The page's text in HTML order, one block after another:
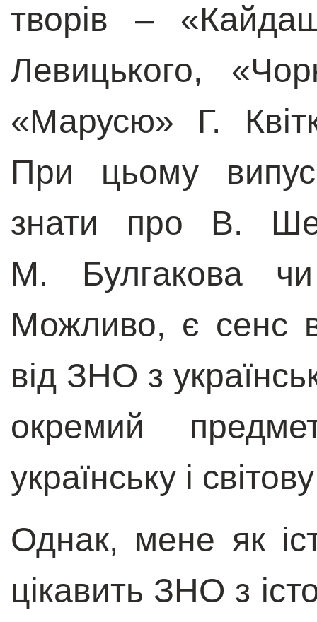
творів –
Левицького,
«Марусю» Г.
При цьому
знати про В.
М. Булгакова
Можливо, є сенс
від ЗНО з
окремий
українську і
Однак, мене як
цікавить ЗНО з